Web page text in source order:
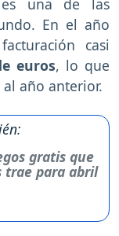
En el año
casi
euros, lo que
año anterior.
gratis que
trae para abril